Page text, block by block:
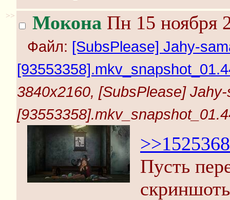
>> Мокона Пн 15 ноября
Файл: [SubsPlease] Jahy-
3840x2160, [SubsPlease]
>>1525368
Пусть